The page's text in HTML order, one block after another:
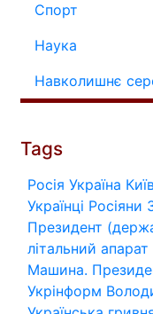
Спорт
Наука
Навколишнє
Tags
Росія Україна
Українці Росіяни
Президент
літальний апарат
Машина.
Укрінформ